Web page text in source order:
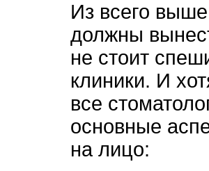
Из всего
должны
не стоит
клиники. И
все
основные
на лицо: